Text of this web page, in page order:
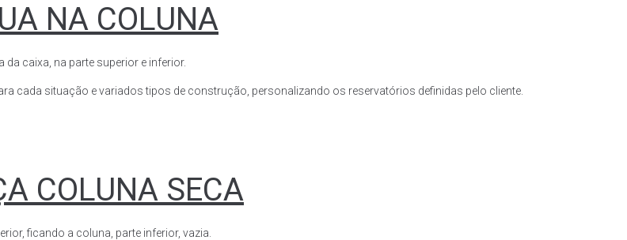
NA COLUNA
caixa, na parte superior e inferior.
cada situação e variados tipos de construção, personalizando os reservatórios definidas pelo cliente.
COLUNA SECA
ficando a coluna, parte inferior, vazia.